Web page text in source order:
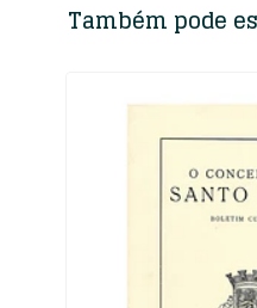
Também pode